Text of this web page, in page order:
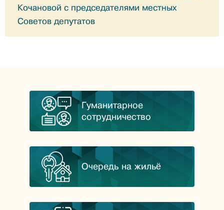
Кочановой с председателями местных
Советов депутатов
Гуманитарное
сотрудничество
Очередь на жильё